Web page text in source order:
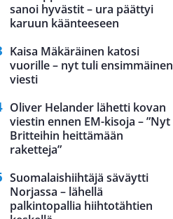
sanoi hyvästit – ura päättyi
karuun käänteeseen
Kaisa Mäkäräinen katosi
vuorille – nyt tuli ensimmäinen
viesti
Oliver Helander lähetti kovan
viestin ennen EM-kisoja – ”Nyt
Britteihin heittämään
raketteja”
Suomalaishiihtäjä säväytti
Norjassa – lähellä
palkintopallia hiihtotähtien